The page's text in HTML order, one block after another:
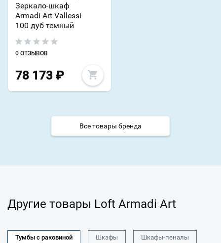
Зеркало-шкаф
Armadi Art Vallessi
100 дуб темный
0 ОТЗЫВОВ
78 173 ₽
Все товары бренда
Другие товары Loft Armadi Art
Тумбы с раковиной Шкафы Шкафы-пеналы